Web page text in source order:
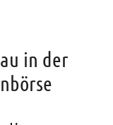
in der